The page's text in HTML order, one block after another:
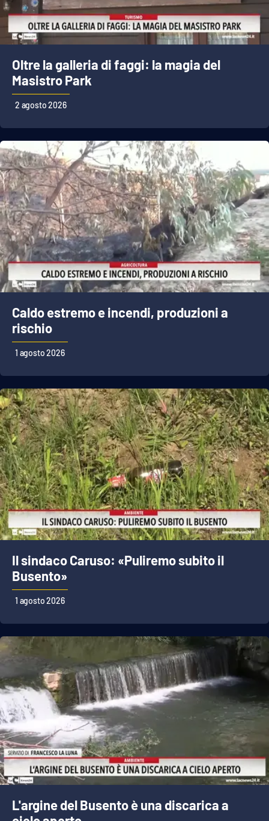
LaC OnAir
LOCALI
Catanzaro
Vibo Valentia
Reggio Calabria
Cosenza
Lamezia Terme
PROGETTI
SPECIALI
Buona Sanità Calabria
LA
CALABRIAVISIONE
Destinazioni
Eventi
Food
Storie
LAC
NETWORK
Lacplay.it
Lactv.it
Lacitymag.it
Lacapitalenews.it
Ilreggino.it
Cosenzachannel.it
Ilvibonese.it
Catanzarochannel.it
Oltre la galleria di faggi: la magia del
Masistro Park
2 agosto 2026
Caldo estremo e incendi, produzioni a
rischio
1 agosto 2026
Il sindaco Caruso: «Puliremo subito il
Busento»
1 agosto 2026
L'argine del Busento è una discarica a